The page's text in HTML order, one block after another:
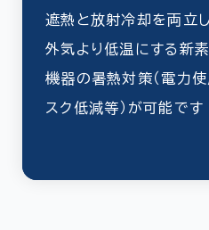
遮熱と放射冷却を両立
外気より低温にする新
機器の暑熱対策（電力
スク低減等）が可能です